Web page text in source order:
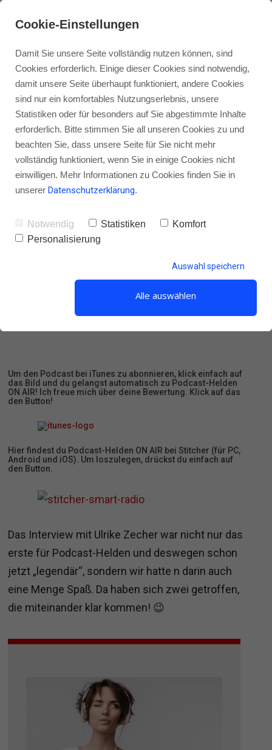
[Podcast] Echtheit, Emotion und
Sichtbarkeit mit Ulrike Zecher
Um den Podcast bei iTunes zu abonnieren, klick einfach auf
das Bild und du gelangst automatisch zu Podcast-Helden
ON AIR! Ich freue mich über deine Bewertung. Klick auf das
den Button!
Hier findest du Podcast-Helden ON AIR bei Stitcher (für PC,
Android und iOS). Um loszulegen, drückst du einfach auf
den Button.
Das Interview mit Ulrike Zecher war nicht nur das
erste für Podcast-Helden und deswegen schon
jetzt „legendär“, sondern wir hatte n darin auch
eine Menge Spaß. Da haben sich zwei getroffen,
die miteinander klar kommen! 😉
Cookie-Einstellungen
Damit Sie unsere Seite vollständig nutzen können, sind
Cookies erforderlich. Einige dieser Cookies sind notwendig,
damit unsere Seite überhaupt funktioniert, andere Cookies
sind nur ein komfortables Nutzungserlebnis, unsere
Statistiken oder für besonders auf Sie abgestimmte Inhalte
erforderlich. Bitte stimmen Sie all unseren Cookies zu und
beachten Sie, dass unsere Seite für Sie nicht mehr
vollständig funktioniert, wenn Sie in einige Cookies nicht
einwilligen. Mehr Informationen zu Cookies finden Sie in
unserer Datenschutzerklärung.
Notwendig Statistiken
Komfort
Personalisierung
Auswahl speichern
Alle auswählen